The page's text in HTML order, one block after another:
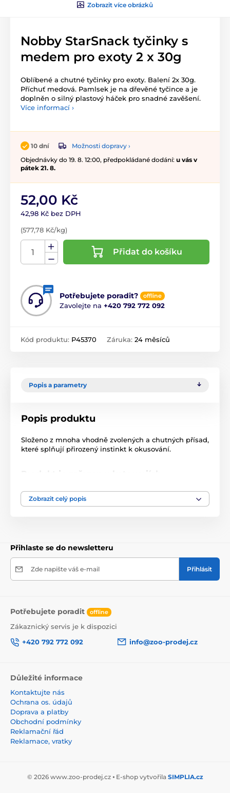
Zobrazit více obrázků
Nobby StarSnack tyčinky s
medem pro exoty 2 x 30g
Oblíbené a chutné tyčinky pro exoty. Balení 2x 30g.
Příchuť medová. Pamlsek je na dřevěné tyčince a je
doplněn o silný plastový háček pro snadné zavěšení.
Více informací ›
10 dní
Možnosti dopravy ›
Objednávky do 19. 8. 12:00, předpokládané dodání: u vás v
pátek 21. 8.
52,00 Kč
42,98 Kč bez DPH
(577,78 Kč/kg)
Přidat do košíku
Potřebujete poradit? offline
Zavolejte na +420 792 772 092
Kód produktu: P45370 Záruka: 24 měsíců
Popis a parametry
Popis produktu
Složeno z mnoha vhodně zvolených a chutných přísad,
které splňují přirozený instinkt k okusování.
Produkt je zařazen v kategoriích
Tyčinky
Zobrazit celý popis
Přihlaste se do newsletteru
Zde napište váš e-mail Přihlásit
Potřebujete poradit offline
Zákaznický servis je k dispozici
+420 792 772 092
info@zoo-prodej.cz
Důležité informace
Kontaktujte nás
Ochrana os. údajů
Doprava a platby
Obchodní podmínky
Reklamační řád
Reklamace, vratky
© 2026 www.zoo-prodej.cz ⦁ E-shop vytvořila SIMPLIA.cz